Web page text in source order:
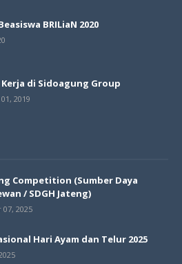
BRILiaN 2020
di Sidoagung Group
2019
Competition (Sumber Daya
/ SDGH Jateng)
2025
Hari Ayam dan Telur 2025